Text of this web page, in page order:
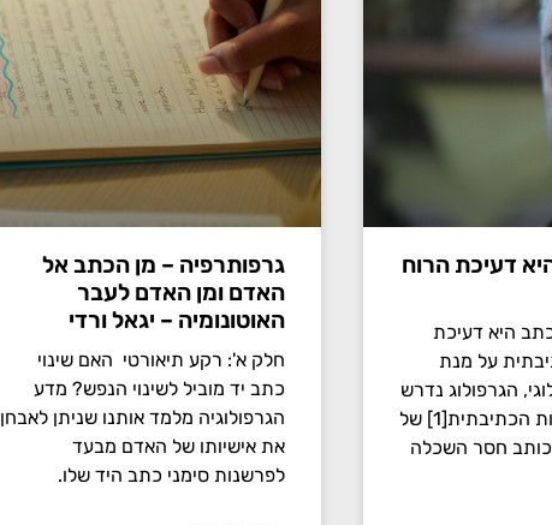
דעיכת הרוח
היא דעיכת
על מנת
הגרפולוג נדרש
לברר מהי הכשירות הכתיבתית[1] של
חסר השכלה
גרפותרפיה – מן הכתב אל
האדם ומן האדם לעבר
האוטונומיה – יגאל ורדי
חלק א': רקע תיאורטי האם שינוי
כתב יד מוביל לשינוי הנפש? מדע
הגרפולוגיה מלמד אותנו שניתן לאבחן
את אישיותו של האדם מבעד
לפרשנות סימני כתב היד שלו.